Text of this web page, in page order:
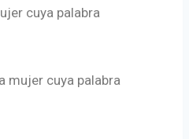
cuya palabra
mujer cuya palabra